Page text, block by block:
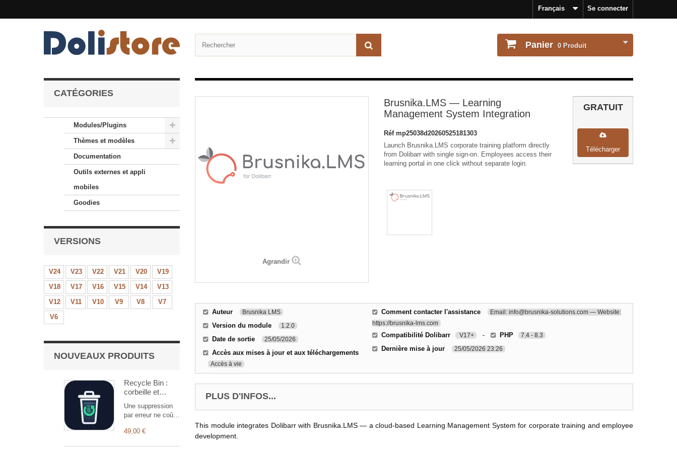
Se connecter
Français
Panier 0 Produit
CATÉGORIES
Modules/Plugins
Thèmes et modèles
Documentation
Outils externes et appli
mobiles
Goodies
VERSIONS
V24 V23 V22 V21 V20
V19
V18
V17 V16 V15 V14
V13
V12
V11 V10 V9 V8
V7
V6
NOUVEAUX PRODUITS
Recycle Bin :
corbeille et
un clic
Une suppression
par erreur ne coûte
d'une sauvegarde.
49,00 €
Agrandir
Brusnika.LMS — Learning
Management System Integration
Réf mp25038d20260525181303
Launch Brusnika.LMS corporate training platform directly
from Dolibarr with single sign-on. Employees access their
learning portal in one click without separate login.
GRATUIT
Télécharger
Auteur Brusnika LMS
Version du module 1.2.0
Date de sortie 25/05/2026
Accès aux mises à jour et aux téléchargements
Accès à vie
Comment contacter l'assistance
Email: info@brusnika-solutions.com — Website:
https://brusnika-lms.com
Compatibilité Dolibarr V17+ - PHP 7.4 - 8.3
Dernière mise à jour 25/05/2026 23:26
PLUS D'INFOS...
This module integrates Dolibarr with Brusnika.LMS — a cloud-based Learning Management System for corporate training and employee
development.